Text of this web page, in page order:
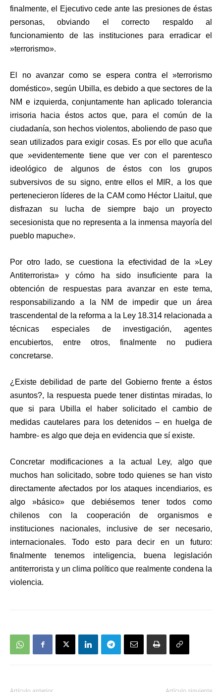
finalmente, el Ejecutivo cede ante las presiones de éstas
personas, obviando el correcto respaldo al
funcionamiento de las instituciones para erradicar el
»terrorismo».
El no avanzar como se espera contra el »terrorismo
doméstico», según Ubilla, es debido a que sectores de la
NM e izquierda, conjuntamente han aplicado tolerancia
irrisoria hacia éstos actos que, para el común de la
ciudadanía, son hechos violentos, aboliendo de paso que
sean utilizados para exigir cosas. Es por ello que acuña
que »evidentemente tiene que ver con el parentesco
ideológico de algunos de éstos con los grupos
subversivos de su signo, entre ellos el MIR, a los que
pertenecieron líderes de la CAM como Héctor Llaitul, que
disfrazan su lucha de siempre bajo un proyecto
secesionista que no representa a la inmensa mayoría del
pueblo mapuche».
Por otro lado, se cuestiona la efectividad de la »Ley
Antiterrorista» y cómo ha sido insuficiente para la
obtención de respuestas para avanzar en este tema,
responsabilizando a la NM de impedir que un área
trascendental de la reforma a la Ley 18.314 relacionada a
técnicas especiales de investigación, agentes
encubiertos, entre otros, finalmente no pudiera
concretarse.
¿Existe debilidad de parte del Gobierno frente a éstos
asuntos?, la respuesta puede tener distintas miradas, lo
que si para Ubilla el haber solicitado el cambio de
medidas cautelares para los detenidos – en huelga de
hambre- es algo que deja en evidencia que sí existe.
Concretar modificaciones a la actual Ley, algo que
muchos han solicitado, sobre todo quienes se han visto
directamente afectados por los ataques incendiarios, es
algo »básico» que debiésemos tener todos como
chilenos con la cooperación de organismos e
instituciones nacionales, inclusive de ser necesario,
internacionales. Todo esto para decir en un futuro:
finalmente tenemos inteligencia, buena legislación
antiterrorista y un clima político que realmente condena la
violencia.